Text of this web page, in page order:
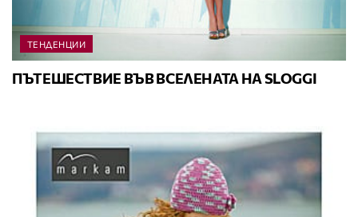
ТЕНДЕНЦИИ
ПЪТЕШЕСТВИЕ ВЪВ ВСЕЛЕНАТА НА SLOGGI